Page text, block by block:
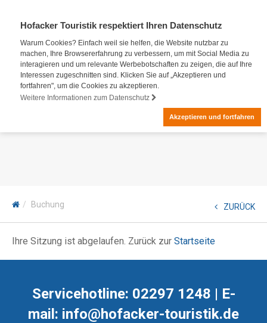
Hofacker Touristik respektiert Ihren Datenschutz
Warum Cookies? Einfach weil sie helfen, die Website nutzbar zu
machen, Ihre Browsererfahrung zu verbessern, um mit Social Media zu
interagieren und um relevante Werbebotschaften zu zeigen, die auf Ihre
Interessen zugeschnitten sind. Klicken Sie auf „Akzeptieren und
fortfahren", um die Cookies zu akzeptieren.
Weitere Informationen zum Datenschutz
Akzeptieren und fortfahren
Buchung ZURÜCK
Ihre Sitzung ist abgelaufen. Zurück zur Startseite
Servicehotline: 02297 1248 | E-
mail: info@hofacker-touristik.de